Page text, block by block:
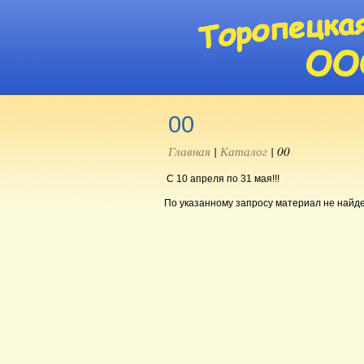
00
Главная | Каталог | 00
С 10 апреля по 31 мая!!!
По указанному запросу материал не